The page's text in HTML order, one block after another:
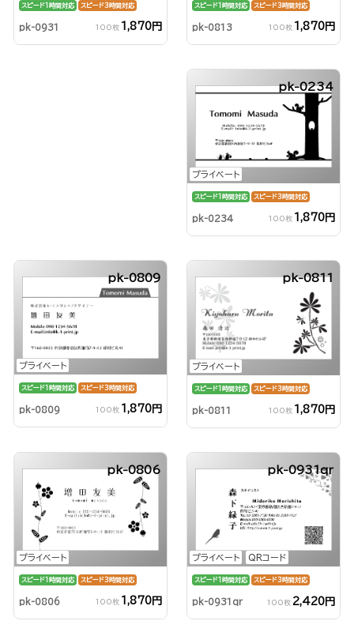
スピード1時間対応 スピード3時間対応
pk-0931 100枚 1,870円
スピード1時間対応 スピード3時間対応
pk-0813 100枚 1,870円
プライベート
pk-0234
スピード1時間対応 スピード3時間対応
pk-0234 100枚 1,870円
プライベート
pk-0809
スピード1時間対応 スピード3時間対応
pk-0809 100枚 1,870円
プライベート
pk-0811
スピード1時間対応 スピード3時間対応
pk-0811 100枚 1,870円
プライベート
pk-0806
スピード1時間対応 スピード3時間対応
pk-0806 100枚 1,870円
プライベート QRコード
pk-0931qr
スピード1時間対応 スピード3時間対応
pk-0931qr 100枚 2,420円